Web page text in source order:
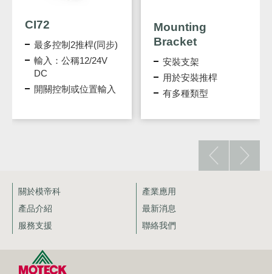
CI72
最多控制2推桿(同步)
輸入：公稱12/24V
DC
開關控制或位置輸入
Mounting
Bracket
安裝支架
用於安裝推桿
有多種類型
關於模帝科
產業應用
產品介紹
最新消息
服務支援
聯絡我們